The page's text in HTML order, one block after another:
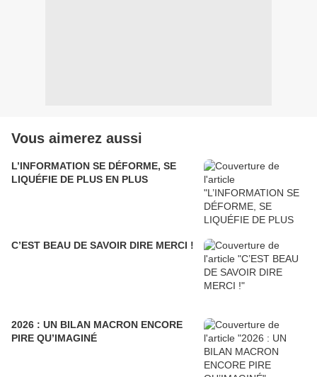
Vous aimerez aussi
L’INFORMATION SE DÉFORME, SE
LIQUÉFIE DE PLUS EN PLUS
C’EST BEAU DE SAVOIR DIRE MERCI !
2026 : UN BILAN MACRON ENCORE
PIRE QU’IMAGINÉ